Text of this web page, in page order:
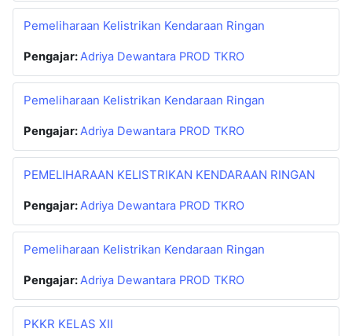
Pemeliharaan Kelistrikan Kendaraan Ringan
Pengajar: Adriya Dewantara PROD TKRO
Pemeliharaan Kelistrikan Kendaraan Ringan
Pengajar: Adriya Dewantara PROD TKRO
PEMELIHARAAN KELISTRIKAN KENDARAAN RINGAN
Pengajar: Adriya Dewantara PROD TKRO
Pemeliharaan Kelistrikan Kendaraan Ringan
Pengajar: Adriya Dewantara PROD TKRO
PKKR KELAS XII